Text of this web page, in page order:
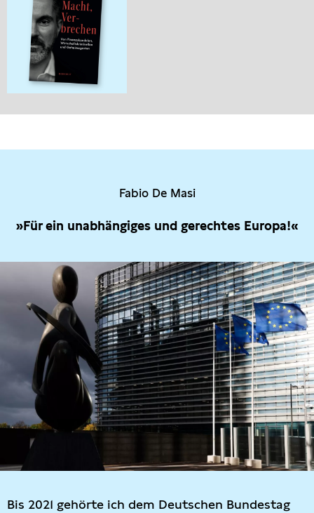
Fabio De Masi
»Für ein unabhängiges und gerechtes Europa!«
Bis 2021 gehörte ich dem Deutschen Bundestag